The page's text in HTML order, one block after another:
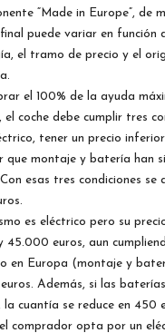
“Made in Europe”, de
puede variar en función
el tramo de precio y el
el 100% de la ayuda
el coche debe cumplir tres
tener un precio
que montaje y batería han
esas tres condiciones se
es eléctrico pero su
45.000 euros, aun
en Europa (montaje y
Además, si las
la cuantía se reduce en 450
comprador opta por un